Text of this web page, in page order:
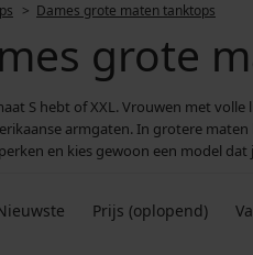
Dames grote maten tanktops
grote
S hebt of XXL. Vrouwen met
armgaten. In grotere
en kies gewoon een model
Prijs (oplopend)